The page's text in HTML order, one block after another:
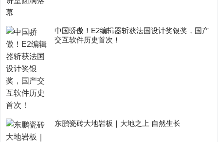
中国骄傲！E2编辑器斩获法国设计奖银奖，国产
交互软件历史首次！
东鹏瓷砖大地岩板｜大地之上 自然生长